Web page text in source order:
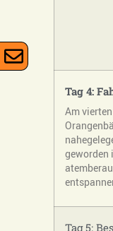
Tag 4:
Am
geworden
Tag 5: